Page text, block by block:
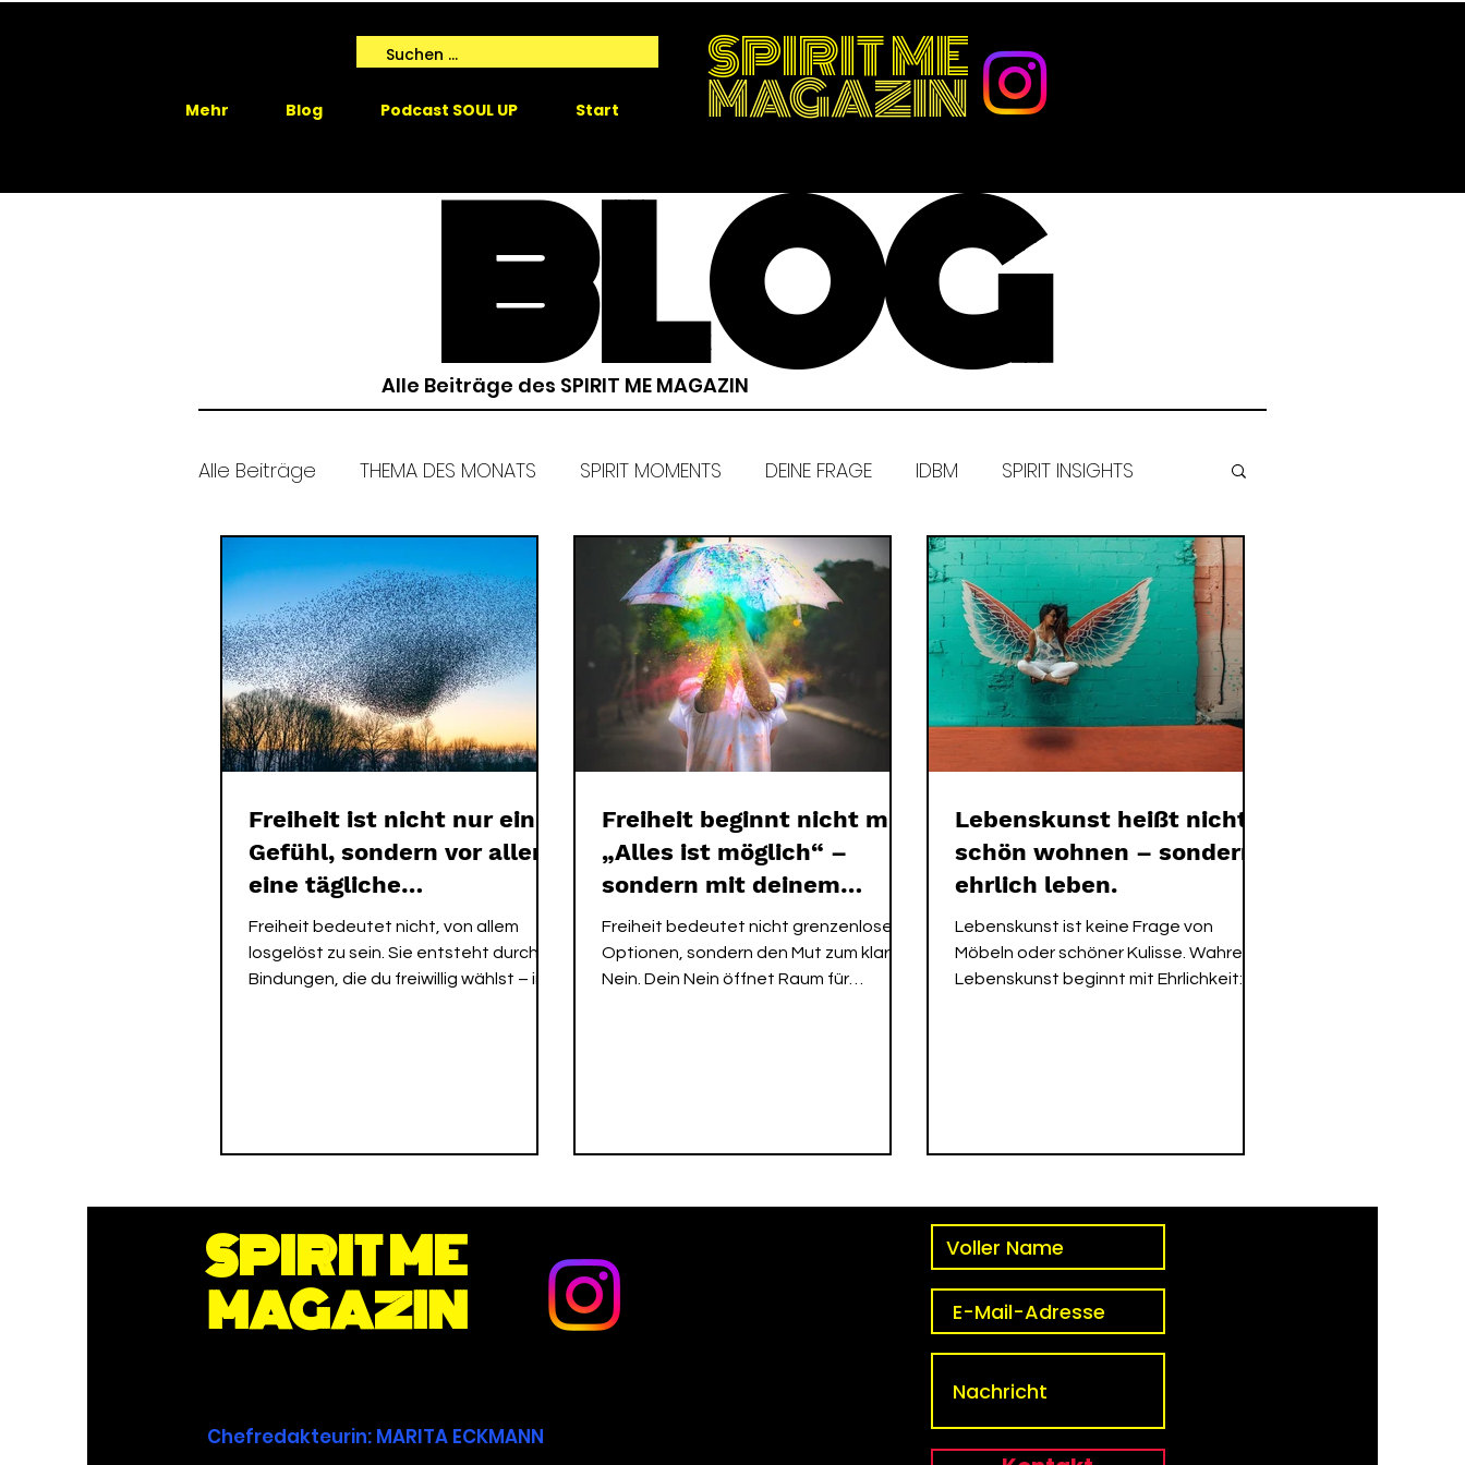
Start
Podcast SOUL UP
Blog
Mehr
SPIRIT ME
MAGAZIN
BLOG
Alle Beiträge des SPIRIT ME MAGAZIN
Alle Beiträge THEMA DES MONATS SPIRIT MOMENTS DEINE FRAGE IDBM SPIRIT INSIGHTS
SPIRIT ME EVENTS MORGENROUTINE SPIRIT ALCHEMIST GAIA SPRICHT
Freiheit ist nicht nur ein
Gefühl, sondern vor allem
eine tägliche
Entscheidung.
Freiheit bedeutet nicht, von allem
losgelöst zu sein. Sie entsteht durch
Bindungen, die du freiwillig wählst – in
Freiheit beginnt nicht mit
„Alles ist möglich“ –
sondern mit deinem
klaren Nein.
Freiheit bedeutet nicht grenzenlose
Optionen, sondern den Mut zum klaren
Nein. Dein Nein öffnet Raum für
Lebenskunst heißt nicht
schön wohnen – sondern
ehrlich leben.
Lebenskunst ist keine Frage von
Möbeln oder schöner Kulisse. Wahre
Lebenskunst beginnt mit Ehrlichkeit: zu
SPIRIT ME
MAGAZIN
Chefredakteurin: MARITA ECKMANN